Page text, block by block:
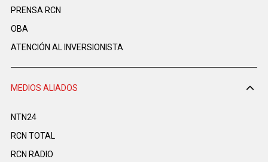
PRENSA RCN
OBA
ATENCIÓN AL INVERSIONISTA
MEDIOS ALIADOS
NTN24
RCN TOTAL
RCN RADIO